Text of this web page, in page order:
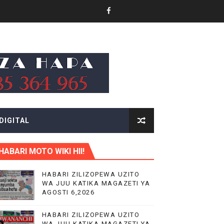
EACOP
88
MOTO WIKI HII!
HABARI ZILIZOPEWA UZITO
WA JUU KATIKA MAGAZETI YA
AGOSTI 6,2026
HABARI ZILIZOPEWA UZITO